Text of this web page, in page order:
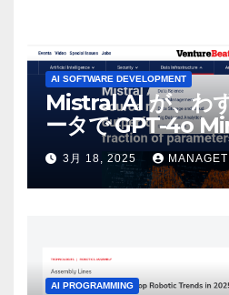
AI SOFTWARE DEVELOPMENT
Mistral AI が、わ
ータで GPT-4o
しいオープンソー
リース |
3月 18, 2025
AI PROGRAMMING